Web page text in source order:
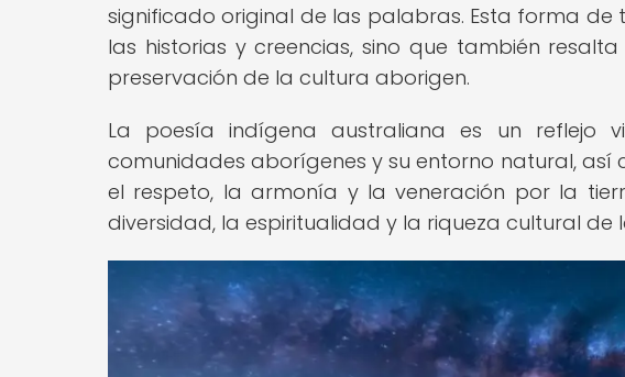
significado original de las palabras. Esta forma de
las historias y creencias, sino que también
preservación de la cultura aborigen.
La poesía indígena australiana es un reflejo
comunidades aborígenes y su entorno natural,
el respeto, la armonía y la veneración por la
diversidad, la espiritualidad y la riqueza cultural de